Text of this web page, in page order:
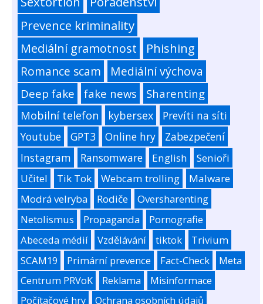
Prevence kriminality
Mediální gramotnost
Phishing
Romance scam
Mediální výchova
Deep fake fake news Sharenting
Mobilní telefon kybersex
Prevíti na síti
Youtube
GPT3 Online hry
Zabezpečení
Instagram
Ransomware English
Senioři
Učitel
Tik Tok Webcam trolling
Malware
Modrá velryba
Rodiče
Oversharenting
Netolismus
Propaganda
Pornografie
Abeceda médií
Vzdělávání tiktok
Trivium
SCAM19
Primární prevence Fact-Check
Meta
Centrum PRVoK
Reklama
Misinformace
Počítačové hry
Ochrana osobních údajů